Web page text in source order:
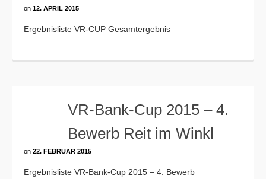
on 12. APRIL 2015
Ergebnisliste VR-CUP Gesamtergebnis
VR-Bank-Cup 2015 – 4.
Bewerb Reit im Winkl
on 22. FEBRUAR 2015
Ergebnisliste VR-Bank-Cup 2015 – 4. Bewerb